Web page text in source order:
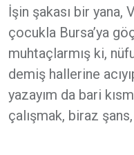
İşin şakası bir yana,
çocukla Bursa’ya
muhtaçlarmış ki,
demiş hallerine
yazayım da bari
çalışmak, biraz